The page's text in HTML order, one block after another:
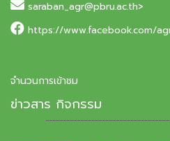
saraban_agr@pbru.ac.th>
https://www.facebook.com/
จำนวนการเข้าชม
ข่าวสาร กิจกรรม